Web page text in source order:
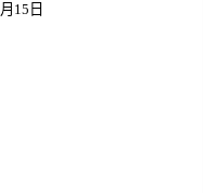
月 15 日